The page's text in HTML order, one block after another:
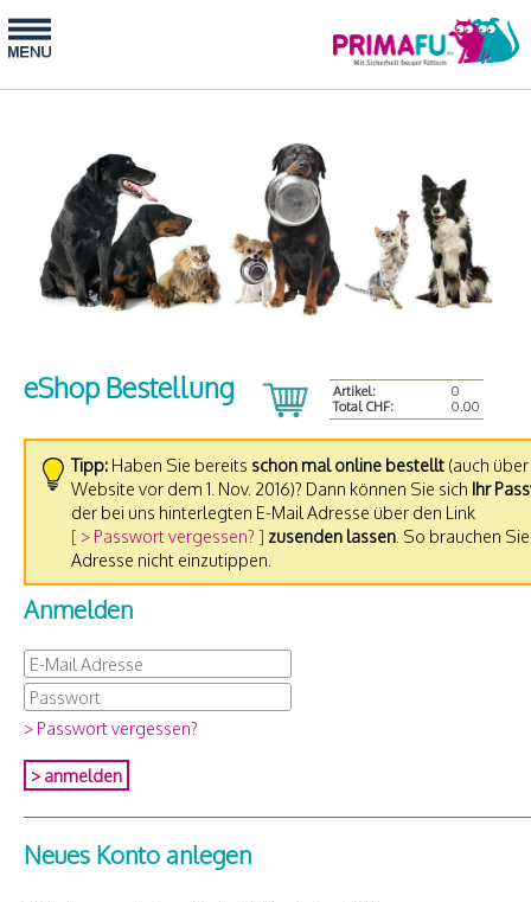
eShop Bestellung Artikel:
0
Total CHF:
0.00
Tipp: Haben Sie bereits schon mal online bestellt (auch
Website vor dem 1. Nov. 2016)? Dann können Sie sich Ihr
der bei uns hinterlegten E-Mail Adresse über den Link
[ > Passwort vergessen? ] zusenden lassen . So brauchen
Adresse nicht einzutippen.
Anmelden
> Passwort vergessen?
Neues Konto anlegen